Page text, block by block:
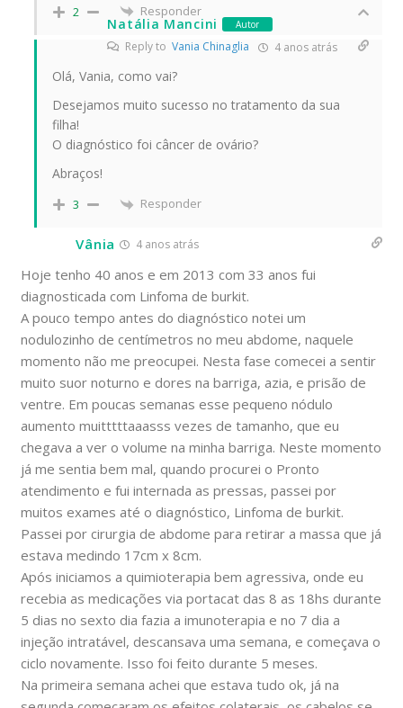
2 Responder
Natália Mancini Autor
Reply toVania Chinaglia 4 anos atrás
Olá, Vania, como vai?
Desejamos muito sucesso no tratamento da sua
filha!
O diagnóstico foi câncer de ovário?
Abraços!
3 Responder
Vânia 4 anos atrás
Hoje tenho 40 anos e em 2013 com 33 anos fui
diagnosticada com Linfoma de burkit.
A pouco tempo antes do diagnóstico notei um
nodulozinho de centímetros no meu abdome, naquele
momento não me preocupei. Nesta fase comecei a sentir
muito suor noturno e dores na barriga, azia, e prisão de
ventre. Em poucas semanas esse pequeno nódulo
aumento muitttttaaasss vezes de tamanho, que eu
chegava a ver o volume na minha barriga. Neste momento
já me sentia bem mal, quando procurei o Pronto
atendimento e fui internada as pressas, passei por
muitos exames até o diagnóstico, Linfoma de burkit.
Passei por cirurgia de abdome para retirar a massa que já
estava medindo 17cm x 8cm.
Após iniciamos a quimioterapia bem agressiva, onde eu
recebia as medicações via portacat das 8 as 18hs durante
5 dias no sexto dia fazia a imunoterapia e no 7 dia a
injeção intratável, descansava uma semana, e começava o
ciclo novamente. Isso foi feito durante 5 meses.
Na primeira semana achei que estava tudo ok, já na